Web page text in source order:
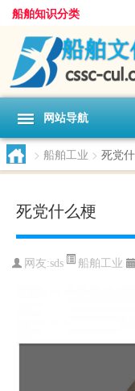
船舶知识分类
网站导航
> 船舶工业 > 死党
死党什么梗
网友:sds 船舶工业